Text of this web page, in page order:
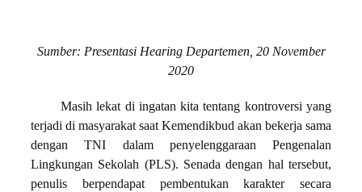
Sumber: Presentasi Hearing Departemen, 20 November
2020
Masih lekat di ingatan kita tentang kontroversi yang
terjadi di masyarakat saat Kemendikbud akan bekerja sama
dengan TNI dalam penyelenggaraan Pengenalan
Lingkungan Sekolah (PLS). Senada dengan hal tersebut,
penulis berpendapat pembentukan karakter secara